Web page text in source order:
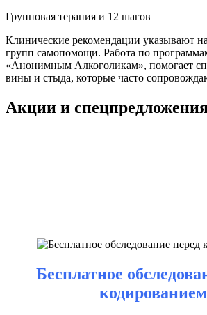
Групповая терапия и 12 шагов
Клинические рекомендации указывают
групп самопомощи. Работа по
«Анонимным Алкоголикам», помогает
вины и стыда, которые часто
Акции и
Бесплатное